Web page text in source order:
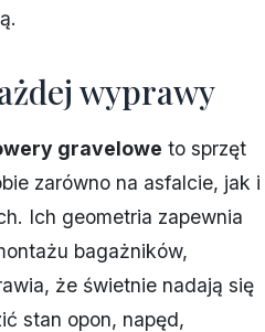
wyprawy
gravelowe to sprzęt
zarówno na asfalcie, jak i
Ich geometria zapewnia
bagażników,
że świetnie nadają się
stan opon, napęd,